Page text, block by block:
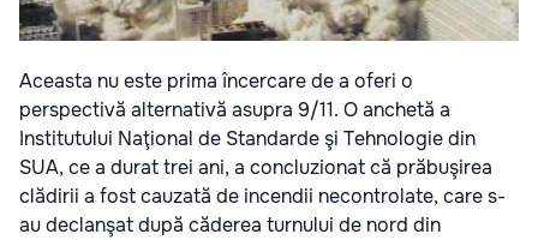
Aceasta nu este prima încercare de a oferi o
perspectivă alternativă asupra 9/11. O anchetă a
Institutului Naţional de Standarde şi Tehnologie din
SUA, ce a durat trei ani, a concluzionat că prăbuşirea
clădirii a fost cauzată de incendii necontrolate, care s-
au declanşat după căderea turnului de nord din